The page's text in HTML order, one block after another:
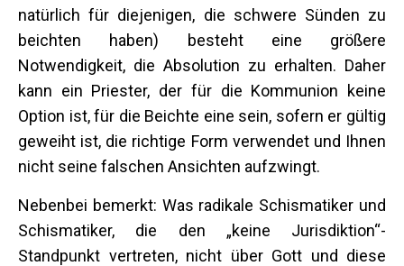
natürlich für diejenigen, die schwere Sünden zu
beichten haben) besteht eine größere
Notwendigkeit, die Absolution zu erhalten. Daher
kann ein Priester, der für die Kommunion keine
Option ist, für die Beichte eine sein, sofern er gültig
geweiht ist, die richtige Form verwendet und Ihnen
nicht seine falschen Ansichten aufzwingt.
Nebenbei bemerkt: Was radikale Schismatiker und
Schismatiker, die den „keine Jurisdiktion“-
Standpunkt vertreten, nicht über Gott und diese